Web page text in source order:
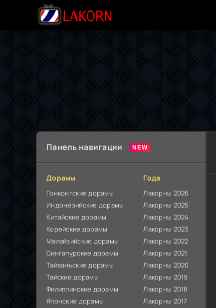
Панель навигации
Дорамы
Гонконгские дорамы
Индонезийские дорамы
Китайские дорамы
Корейские дорамы
Малайзийские дорамы
Сингапурские дорамы
Тайваньские дорамы
Тайские дорамы
Филиппинские дорамы
Японские дорамы
Года
Лакорны 2026
Лакорны 2025
Лакорны 2024
Лакорны 2023
Лакорны 2022
Лакорны 2021
Лакорны 2020
Лакорны 2019
Лакорны 2018
Лакорны 2017